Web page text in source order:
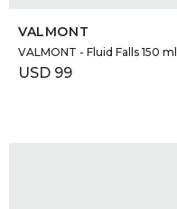
VALMONT
VALMONT - Fluid Falls 150 ml
USD 99